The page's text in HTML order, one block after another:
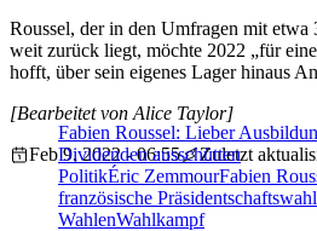
Roussel, der in den Umfragen mit etwa
weit zurück liegt, möchte 2022 „für
hofft, über sein eigenes Lager hinaus
Fabien Roussel: Lieber
Dividenden ausschütten
[Bearbeitet von Alice Taylor]
Feb 9, 2022 - 06:55
Zuletzt
PolitikÉric ZemmourFabien
französische
WahlenWahlkampf